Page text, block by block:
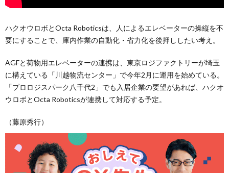
ハクオウロボとOcta Roboticsは、人によるエレベーターの操縦を不
要にすることで、庫内作業の自動化・省力化を後押ししたい考え。
AGFと荷物用エレベーターの連携は、東京ロジファクトリーが埼玉
に構えている「川越物流センター」で今年2月に運用を始めている。
「プロロジスパーク八千代2」でも入居企業の要望があれば、ハクオ
ウロボとOcta Roboticsが連携して対応する予定。
（藤原秀行）